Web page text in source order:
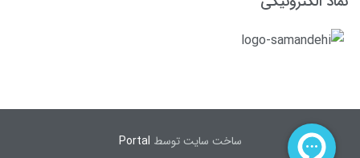
ساخت سایت توسط Portal